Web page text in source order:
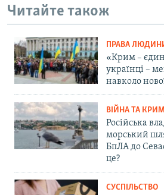
Читайте також
ПРАВА
«Крим –
українці –
навколо
ВІЙНА ТА КРИМ
Російська
морський
БпЛА до
це?
СУСПІЛЬСТВО